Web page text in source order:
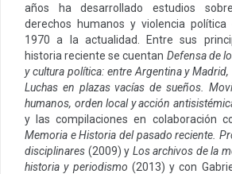
años ha desarrollado estudios
derechos humanos y violencia
1970 a la actualidad. Entre sus
historia reciente se cuentan Defensa de
y cultura política: entre Argentina y
Luchas en plazas vacías de sueños.
humanos, orden local y acción
y las compilaciones en colaboración
Memoria e Historia del pasado reciente.
disciplinares (2009) y Los archivos de la
historia y periodismo (2013) y con